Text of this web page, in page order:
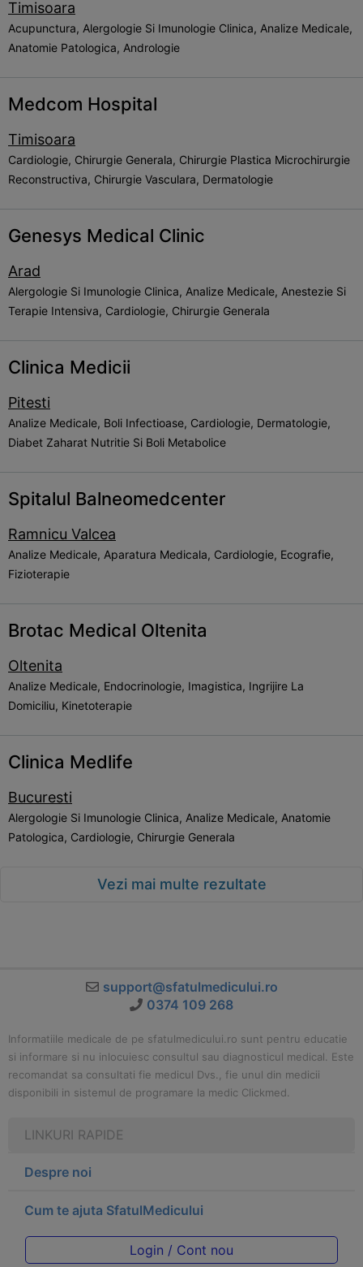
Timisoara
Acupunctura, Alergologie Si Imunologie Clinica, Analize Medicale,
Anatomie Patologica, Andrologie
Medcom Hospital
Timisoara
Cardiologie, Chirurgie Generala, Chirurgie Plastica Microchirurgie
Reconstructiva, Chirurgie Vasculara, Dermatologie
Genesys Medical Clinic
Arad
Alergologie Si Imunologie Clinica, Analize Medicale, Anestezie Si
Terapie Intensiva, Cardiologie, Chirurgie Generala
Clinica Medicii
Pitesti
Analize Medicale, Boli Infectioase, Cardiologie, Dermatologie,
Diabet Zaharat Nutritie Si Boli Metabolice
Spitalul Balneomedcenter
Ramnicu Valcea
Analize Medicale, Aparatura Medicala, Cardiologie, Ecografie,
Fizioterapie
Brotac Medical Oltenita
Oltenita
Analize Medicale, Endocrinologie, Imagistica, Ingrijire La
Domiciliu, Kinetoterapie
Clinica Medlife
Bucuresti
Alergologie Si Imunologie Clinica, Analize Medicale, Anatomie
Patologica, Cardiologie, Chirurgie Generala
Vezi mai multe rezultate
support@sfatulmedicului.ro
0374 109 268
Informatiile medicale de pe sfatulmedicului.ro sunt pentru educatie
si informare si nu inlocuiesc consultul sau diagnosticul medical. Este
recomandat sa consultati fie medicul Dvs., fie unul din medicii
disponibili in sistemul de programare la medic Clickmed.
LINKURI RAPIDE
Despre noi
Cum te ajuta SfatulMedicului
Login / Cont nou